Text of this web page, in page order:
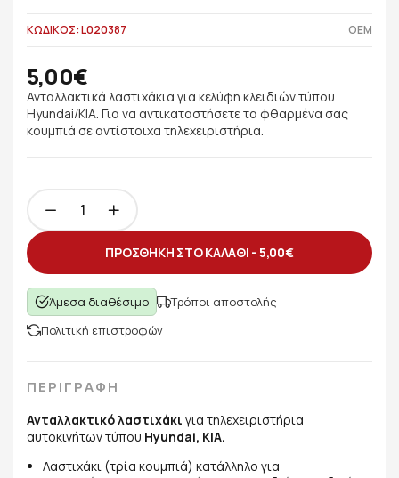
ΚΩΔΙΚΟΣ: L020387 OEM
5,00€
Ανταλλακτικά λαστιχάκια για κελύφη κλειδιών τύπου
Hyundai/KIA. Για να αντικαταστήσετε τα φθαρμένα σας
κουμπιά σε αντίστοιχα τηλεχειριστήρια.
ΠΡΟΣΘΗΚΗ ΣΤΟ ΚΑΛΑΘΙ - 5,00€
Άμεσα διαθέσιμο
Τρόποι αποστολής
Πολιτική επιστροφών
ΠΕΡΙΓΡΑΦΗ
Ανταλλακτικό λαστιχάκι για τηλεχειριστήρια
αυτοκινήτων τύπου Hyundai, KIA.
Λαστιχάκι (τρία κουμπιά) κατάλληλο για